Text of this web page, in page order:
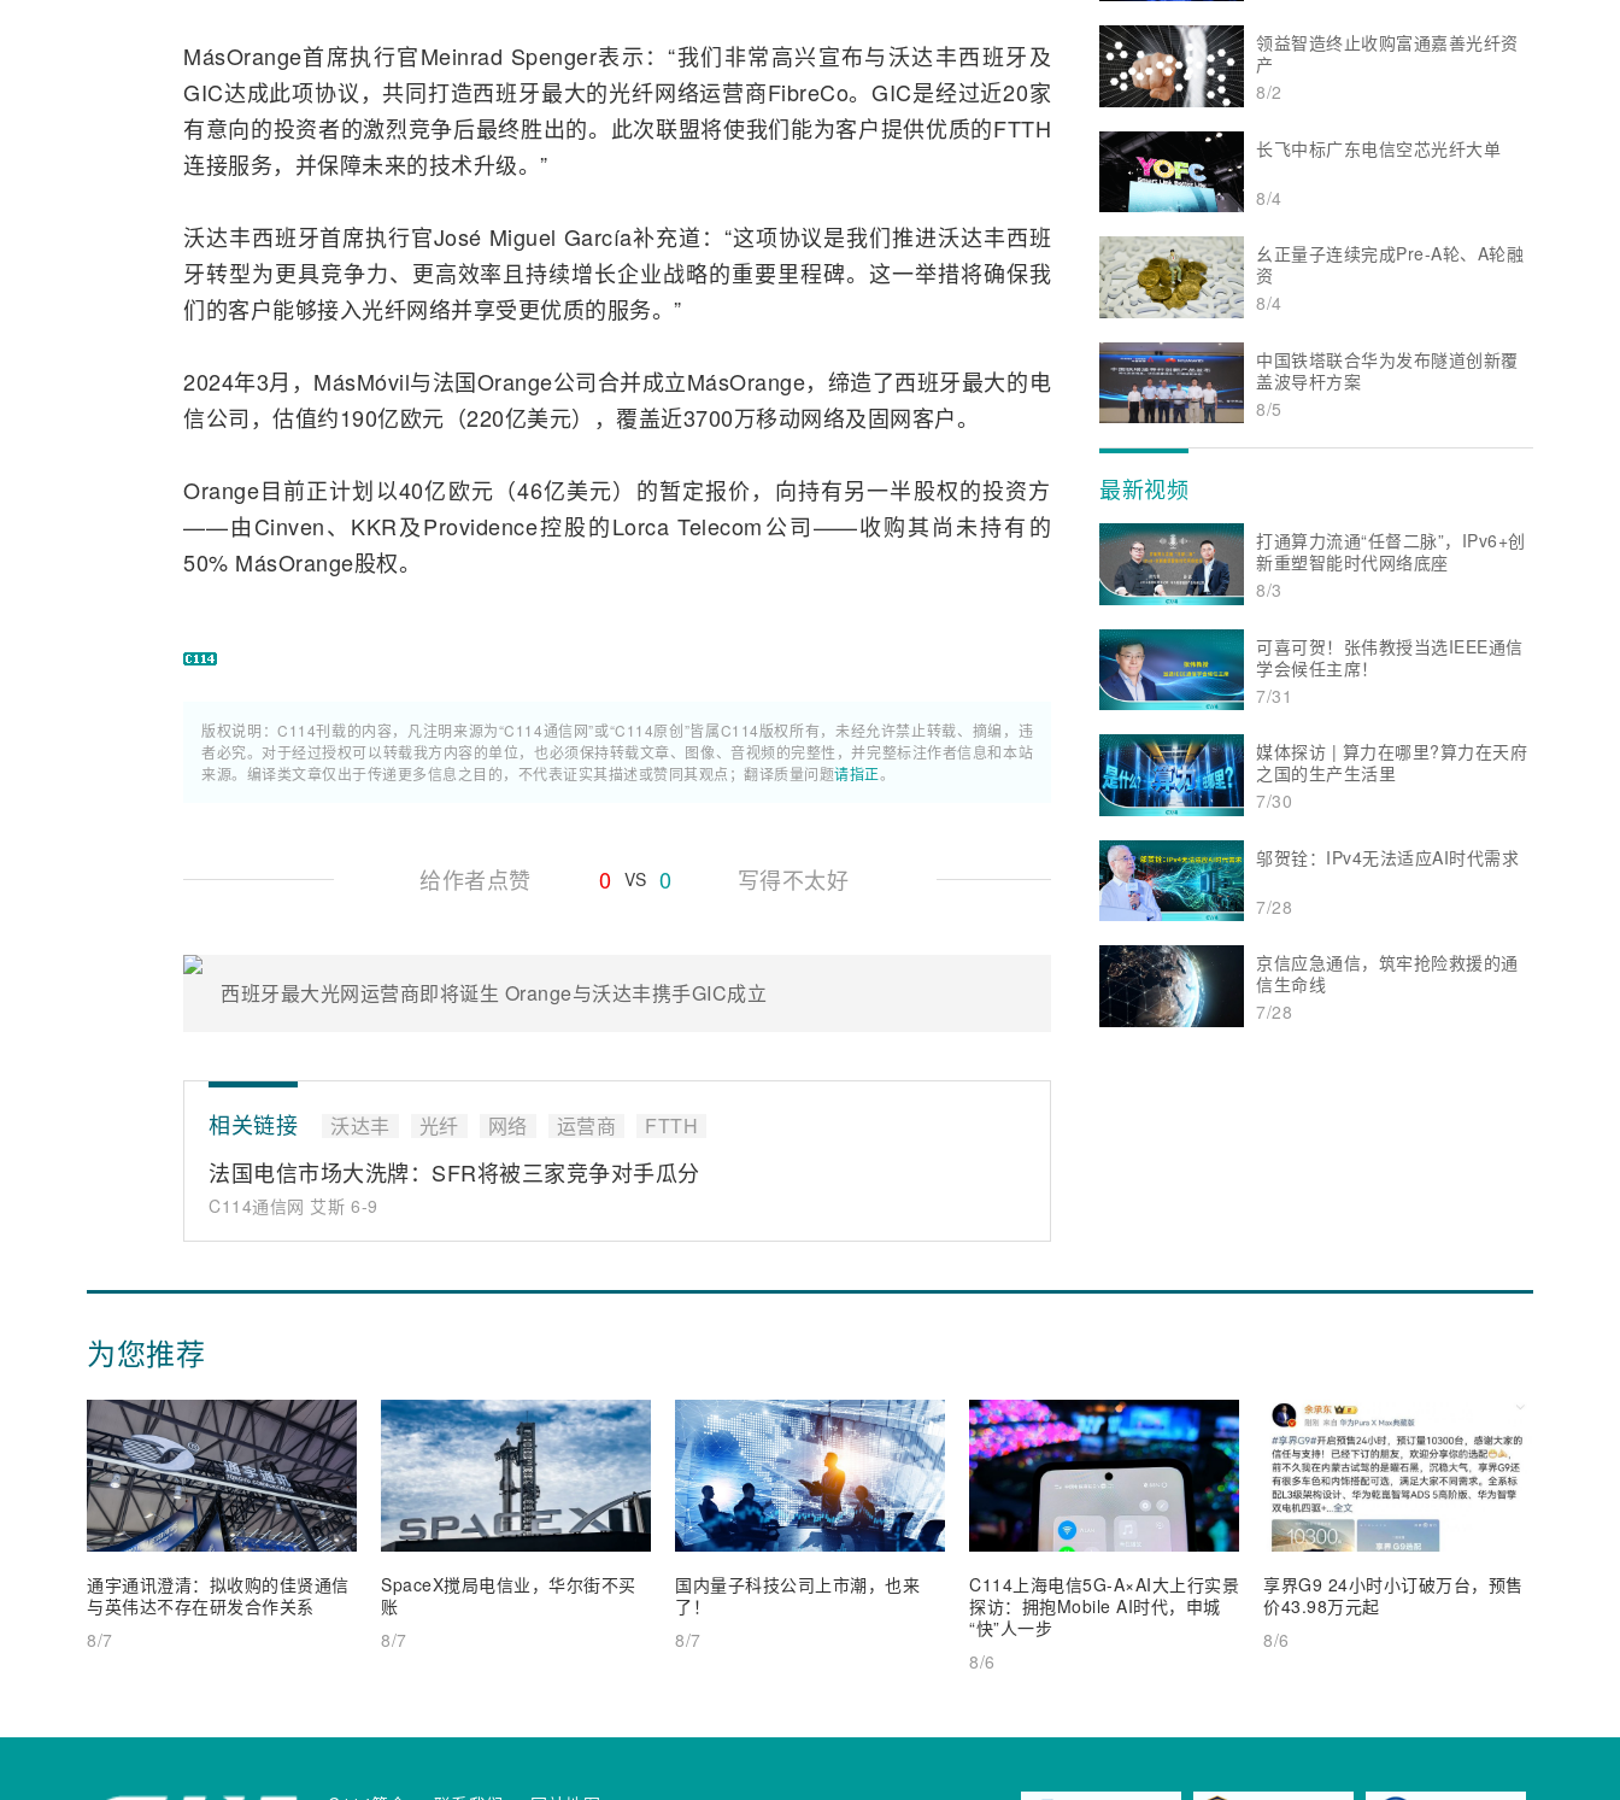
MásOrange首席执行官Meinrad Spenger表示：“我们非常高兴宣布与沃达丰西班牙及
GIC达成此项协议，共同打造西班牙最大的光纤网络运营商FibreCo。GIC是经过近20家
有意向的投资者的激烈竞争后最终胜出的。此次联盟将使我们能为客户提供优质的FTTH
连接服务，并保障未来的技术升级。”
沃达丰西班牙首席执行官José Miguel García补充道：“这项协议是我们推进沃达丰西班
牙转型为更具竞争力、更高效率且持续增长企业战略的重要里程碑。这一举措将确保我
们的客户能够接入光纤网络并享受更优质的服务。”
2024年3月，MásMóvil与法国Orange公司合并成立MásOrange，缔造了西班牙最大的电
信公司，估值约190亿欧元（220亿美元），覆盖近3700万移动网络及固网客户。
Orange目前正计划以40亿欧元（46亿美元）的暂定报价，向持有另一半股权的投资方
——由Cinven、KKR及Providence控股的Lorca Telecom公司——收购其尚未持有的
50% MásOrange股权。
版权说明：C114刊载的内容，凡注明来源为“C114通信网”或“C114原创”皆属C114版权所有，未经允许禁止转载、摘编，违
者必究。对于经过授权可以转载我方内容的单位，也必须保持转载文章、图像、音视频的完整性，并完整标注作者信息和本站
来源。编译类文章仅出于传递更多信息之目的，不代表证实其描述或赞同其观点；翻译质量问题请指正。
给作者点赞 0 VS 0 写得不太好
西班牙最大光网运营商即将诞生 Orange与沃达丰携手GIC成立
相关链接 沃达丰 光纤 网络 运营商 FTTH
法国电信市场大洗牌：SFR将被三家竞争对手瓜分
C114通信网 艾斯 6-9
领益智造终止收购富通嘉善光纤资
产
8/2
长飞中标广东电信空芯光纤大单
8/4
幺正量子连续完成Pre-A轮、A轮融
资
8/4
中国铁塔联合华为发布隧道创新覆
盖波导杆方案
8/5
最新视频
打通算力流通“任督二脉”，IPv6+创
新重塑智能时代网络底座
8/3
可喜可贺！张伟教授当选IEEE通信
学会候任主席！
7/31
媒体探访 | 算力在哪里?算力在天府
之国的生产生活里
7/30
邬贺铨：IPv4无法适应AI时代需求
7/28
京信应急通信，筑牢抢险救援的通
信生命线
7/28
为您推荐
通宇通讯澄清：拟收购的佳贤通信
与英伟达不存在研发合作关系
8/7
SpaceX搅局电信业，华尔街不买
账
8/7
国内量子科技公司上市潮，也来
了！
8/7
C114上海电信5G-A×AI大上行实景
探访：拥抱Mobile AI时代，申城
“快”人一步
8/6
享界G9 24小时小订破万台，预售
价43.98万元起
8/6